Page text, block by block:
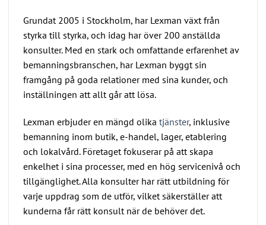
Grundat 2005 i Stockholm, har Lexman växt från
styrka till styrka, och idag har över 200 anställda
konsulter. Med en stark och omfattande erfarenhet av
bemanningsbranschen, har Lexman byggt sin
framgång på goda relationer med sina kunder, och
inställningen att allt går att lösa.
Lexman erbjuder en mängd olika tjänster, inklusive
bemanning inom butik, e-handel, lager, etablering
och lokalvård. Företaget fokuserar på att skapa
enkelhet i sina processer, med en hög servicenivå och
tillgänglighet. Alla konsulter har rätt utbildning för
varje uppdrag som de utför, vilket säkerställer att
kunderna får rätt konsult när de behöver det.